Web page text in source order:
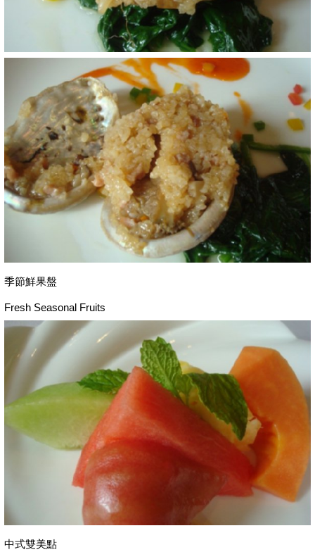
季節鮮果盤
Fresh Seasonal Fruits
中式雙美點